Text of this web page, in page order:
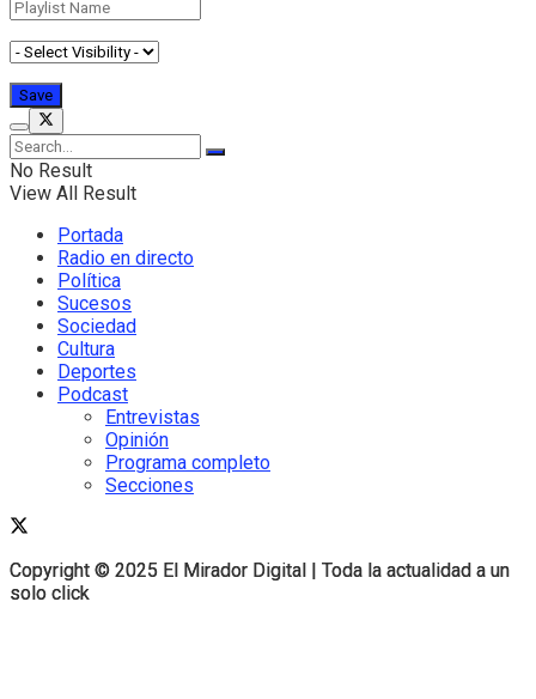
Copyright © 2025 El Mirador Digital | Toda la actualidad a un
solo click
No Result
View All Result
Portada
Radio en directo
Política
Sucesos
Sociedad
Cultura
Deportes
Podcast
Entrevistas
Opinión
Programa completo
Secciones
Copyright © 2025 El Mirador Digital | Toda la actualidad a un
solo click